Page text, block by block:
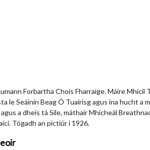
Forbartha Chois Fharraige. Máire
le Seáinín Beag Ó Tuairisg agus ina hucht a
a dheis tá Síle, máthair Mhicheál
Tógadh an pictiúr i 1926.